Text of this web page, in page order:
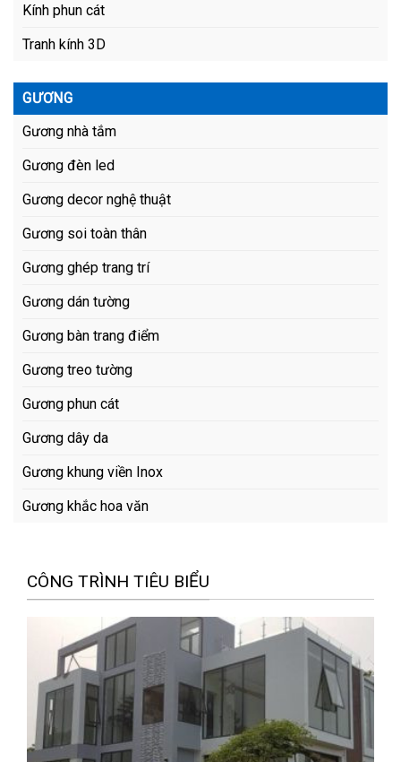
Kính phun cát
Tranh kính 3D
GƯƠNG
Gương nhà tắm
Gương đèn led
Gương decor nghệ thuật
Gương soi toàn thân
Gương ghép trang trí
Gương dán tường
Gương bàn trang điểm
Gương treo tường
Gương phun cát
Gương dây da
Gương khung viền Inox
Gương khắc hoa văn
CÔNG TRÌNH TIÊU BIỂU